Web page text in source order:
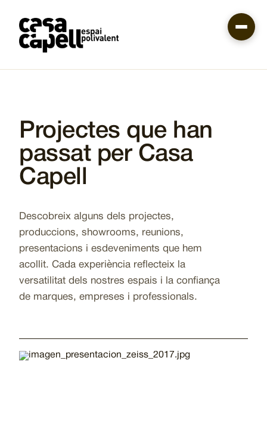
contingut
Projectes que han
passat per Casa
Capell
Descobreix alguns dels projectes,
produccions, showrooms, reunions,
presentacions i esdeveniments que hem
acollit. Cada experiència reflecteix la
versatilitat dels nostres espais i la confiança
de marques, empreses i professionals.
Imatge